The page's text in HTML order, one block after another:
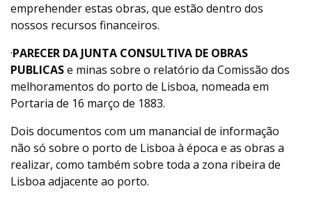
emprehender estas obras, que estão dentro dos
nossos recursos financeiros.
·PARECER DA JUNTA CONSULTIVA DE OBRAS
PUBLICASe minas sobre o relatório da Comissão dos
melhoramentos do porto de Lisboa, nomeada em
Portaria de 16 março de 1883.
Dois documentos com um manancial de informação
não só sobre o porto de Lisboa à época e as obras a
realizar, como também sobre toda a zona ribeira de
Lisboa adjacente ao porto.